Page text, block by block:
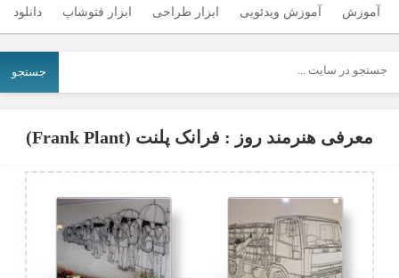
آموزش آموزش ویدئویی ابزار طراحی ابزار فتوشاپ دانلود
جستجو
معرفی هنرمند روز : فرانک پلنت (Frank Plant)